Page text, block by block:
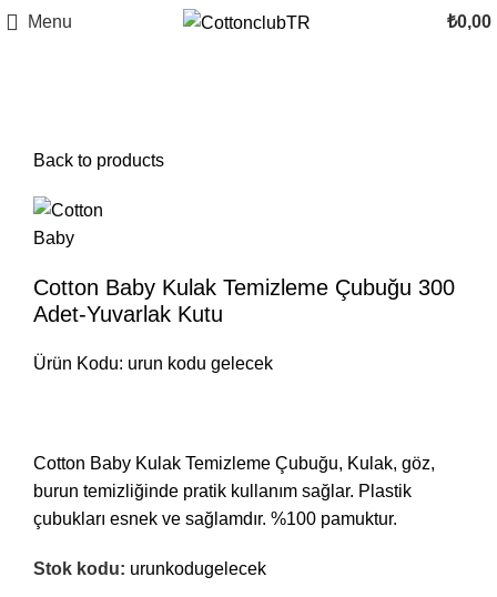
Menu ₺0,00
Back to products
Cotton Baby Kulak Temizleme Çubuğu 300
Adet-Yuvarlak Kutu
Ürün Kodu: urun kodu gelecek
Cotton Baby Kulak Temizleme Çubuğu, Kulak, göz,
burun temizliğinde pratik kullanım sağlar. Plastik
çubukları esnek ve sağlamdır. %100 pamuktur.
Stok kodu: urunkodugelecek